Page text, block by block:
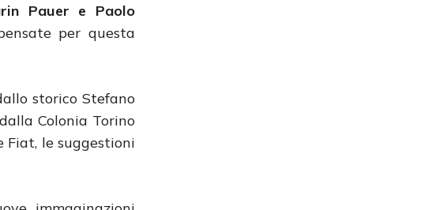
Pauer e Paolo
per questa
storico Stefano
Colonia Torino
Fiat, le suggestioni